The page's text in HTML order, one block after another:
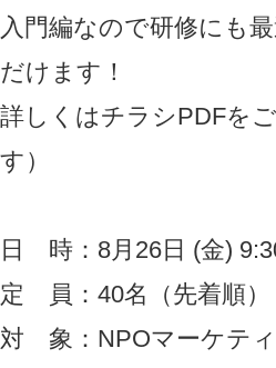
入門編なので研修にも
だけます！
詳しくはチラシPDFを
す）
日 時：8月26日 (金)
定 員：40名（先着順）
対 象：NPOマーケテ